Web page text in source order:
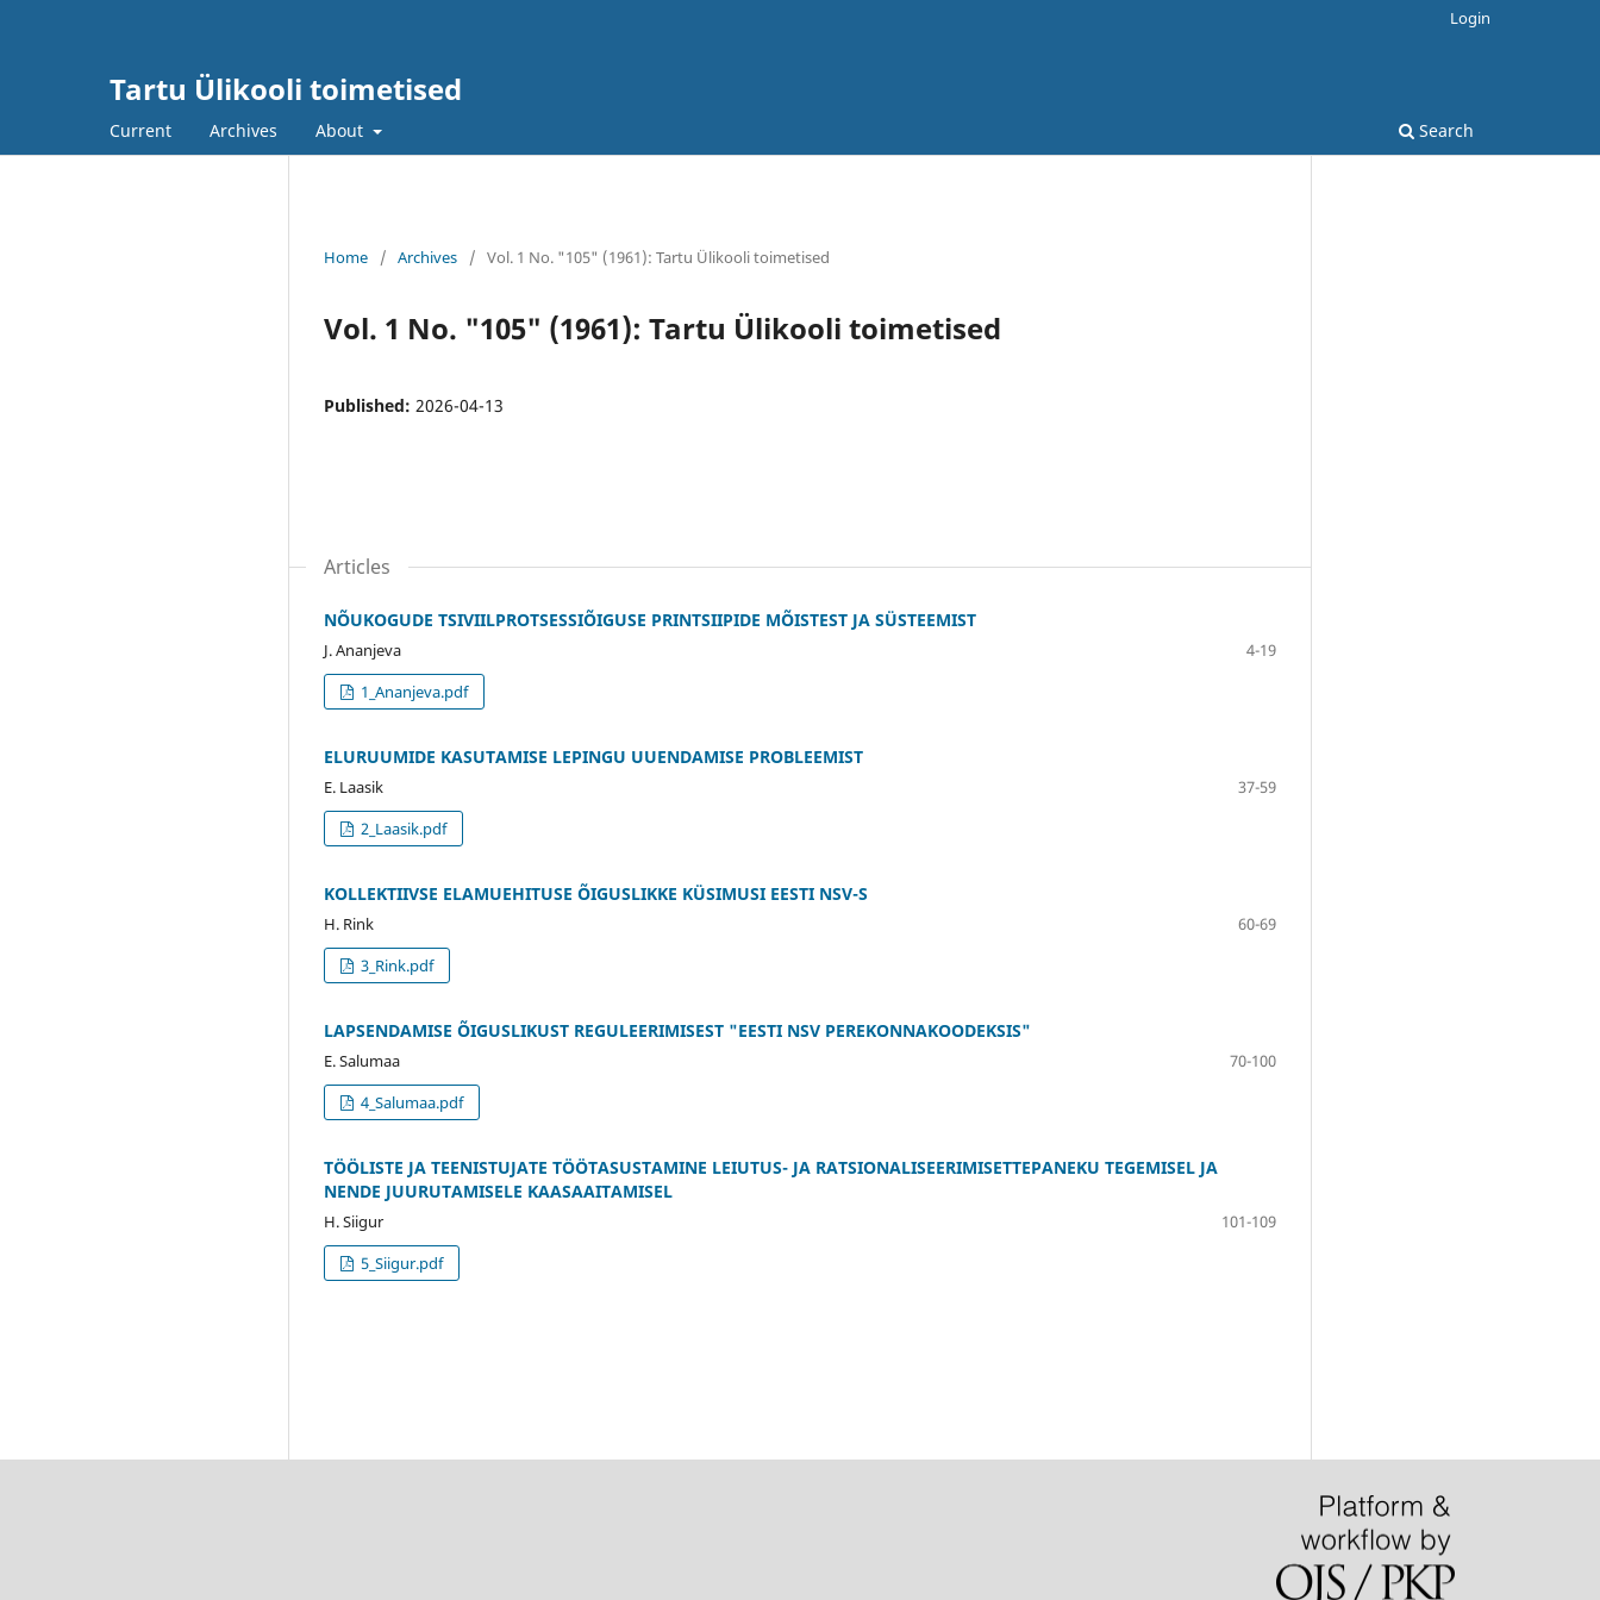
Tartu Ülikooli toimetised
Current Archives About Search
Login
Home / Archives / Vol. 1 No. "105" (1961): Tartu Ülikooli toimetised
Vol. 1 No. "105" (1961): Tartu Ülikooli toimetised
Published: 2026-04-13
Articles
NÕUKOGUDE TSIVIILPROTSESSIÕIGUSE PRINTSIIPIDE MÕISTEST JA SÜSTEEMIST
J. Ananjeva
4-19
1_Ananjeva.pdf
ELURUUMIDE KASUTAMISE LEPINGU UUENDAMISE PROBLEEMIST
E. Laasik
37-59
2_Laasik.pdf
KOLLEKTIIVSE ELAMUEHITUSE ÕIGUSLIKKE KÜSIMUSI EESTI NSV-S
H. Rink
60-69
3_Rink.pdf
LAPSENDAMISE ÕIGUSLIKUST REGULEERIMISEST "EESTI NSV PEREKONNAKOODEKSIS"
E. Salumaa
70-100
4_Salumaa.pdf
TÖÖLISTE JA TEENISTUJATE TÖÖTASUSTAMINE LEIUTUS- JA RATSIONALISEERIMISETTEPANEKU TEGEMISEL JA
NENDE JUURUTAMISELE KAASAAITAMISEL
H. Siigur
101-109
5_Siigur.pdf